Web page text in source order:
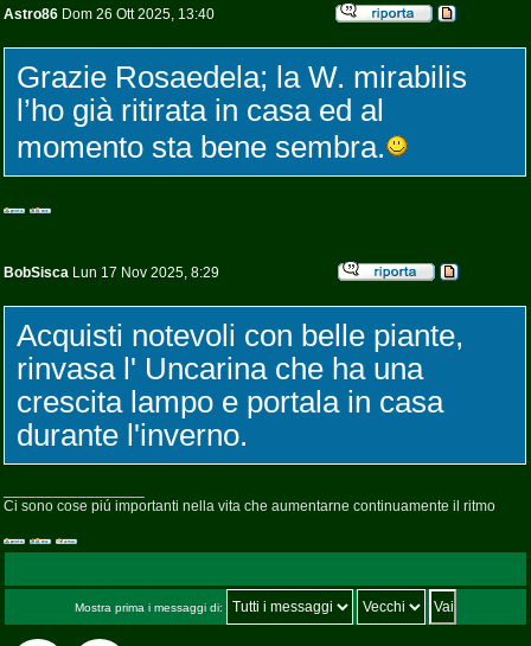
Astro86 Dom 26 Ott 2025, 13:40
Grazie Rosaedela; la W. mirabilis
l’ho già ritirata in casa ed al
momento sta bene sembra.
BobSisca Lun 17 Nov 2025, 8:29
Acquisti notevoli con belle piante,
rinvasa l' Uncarina che ha una
crescita lampo e portala in casa
durante l'inverno.
Ci sono cose piú importanti nella vita che aumentarne continuamente il ritmo
Mostra prima i messaggi di: